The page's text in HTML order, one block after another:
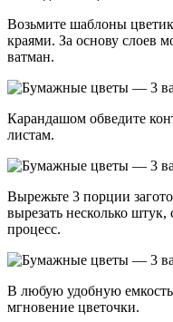
Возьмите шаблоны
краями. За основу слоев
ватман.
Карандашом обведите
листам.
Вырежьте 3 порции
вырезать несколько штук,
процесс.
В любую удобную
мгновение цветочки.